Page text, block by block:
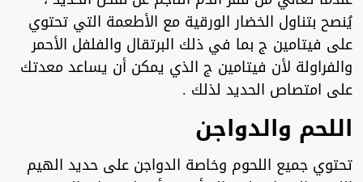
يُنصح بتناول الخضار الورقية مع الأطعمة التي تحتوي
على فيتامين ج بما في ذلك البرتقال والفلفل الأحمر
والفراولة لأن فيتامين ج الذي يمكن أن يساعد معدتك
على امتصاص الحديد لذلك .
اللحم والدواجن
تحتوي جميع اللحوم وخاصة الدواجن على حديد الهيم